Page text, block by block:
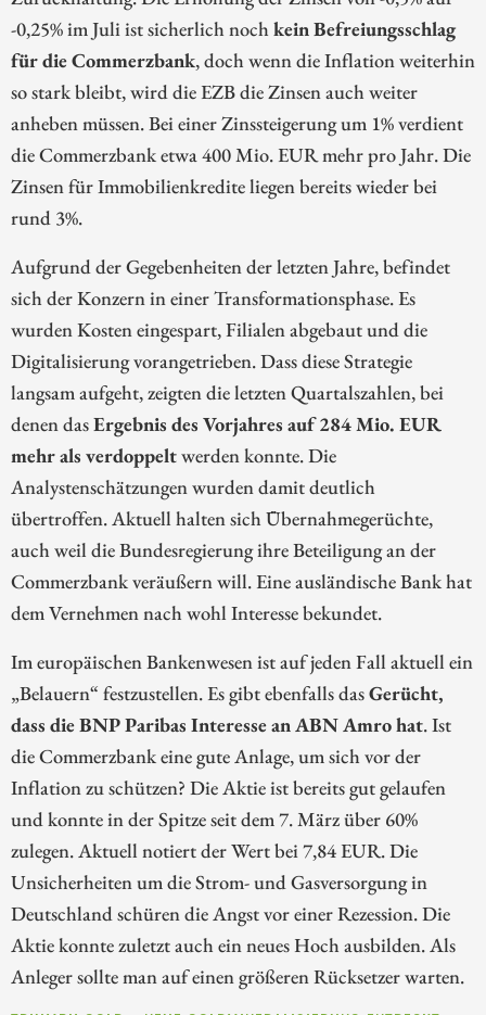
-0,25% im Juli ist sicherlich noch kein Befreiungsschlag
für die Commerzbank, doch wenn die Inflation weiterhin
so stark bleibt, wird die EZB die Zinsen auch weiter
anheben müssen. Bei einer Zinssteigerung um 1% verdient
die Commerzbank etwa 400 Mio. EUR mehr pro Jahr. Die
Zinsen für Immobilienkredite liegen bereits wieder bei
rund 3%.
Aufgrund der Gegebenheiten der letzten Jahre, befindet
sich der Konzern in einer Transformationsphase. Es
wurden Kosten eingespart, Filialen abgebaut und die
Digitalisierung vorangetrieben. Dass diese Strategie
langsam aufgeht, zeigten die letzten Quartalszahlen, bei
denen dasErgebnis des Vorjahres auf 284 Mio. EUR
mehr als verdoppeltwerden konnte. Die
Analystenschätzungen wurden damit deutlich
übertroffen. Aktuell halten sich Übernahmegerüchte,
auch weil die Bundesregierung ihre Beteiligung an der
Commerzbank veräußern will. Eine ausländische Bank hat
dem Vernehmen nach wohl Interesse bekundet.
Im europäischen Bankenwesen ist auf jeden Fall aktuell ein
„Belauern“ festzustellen. Es gibt ebenfalls dasGerücht,
dass die BNP Paribas Interesse an ABN Amro hat. Ist
die Commerzbank eine gute Anlage, um sich vor der
Inflation zu schützen? Die Aktie ist bereits gut gelaufen
und konnte in der Spitze seit dem 7. März über 60%
zulegen. Aktuell notiert der Wert bei 7,84 EUR. Die
Unsicherheiten um die Strom- und Gasversorgung in
Deutschland schüren die Angst vor einer Rezession. Die
Aktie konnte zuletzt auch ein neues Hoch ausbilden. Als
Anleger sollte man auf einen größeren Rücksetzer warten.